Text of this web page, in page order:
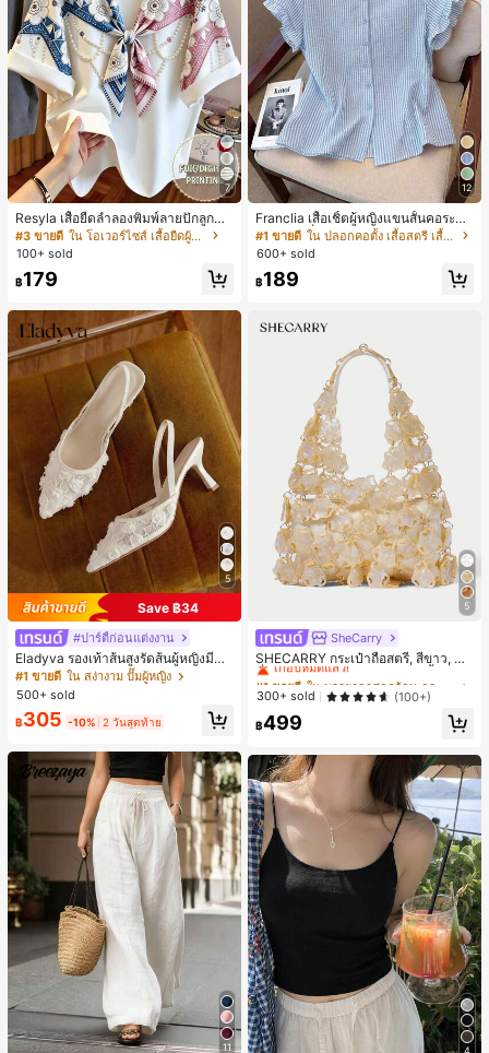
7
Resyla เสื้อยืดลำลองพิมพ์ลายปักลูกปัด
รูปโบว์ขนาดใหญ่สำหรับผู้หญิง
#3 ขายดี
ใน โอเวอร์ไซส์ เสื้อยืดผู้หญิง
100+ sold
฿179
5
Save ฿34
#ปาร์ตี้ก่อนแต่งงาน
Eladyva รองเท้าส้นสูงรัดส้นผู้หญิงมีดอ
กไม้ประดับตาข่ายเสริมและสามารถสว
มได้สองแบบ ส้นสูง 7 ซม. รูปแบบโรมัน
หรูหรา ส้นเข็ม ลุคเทพนิยาย
#1 ขายดี ใน สง่างาม ปั๊มผู้หญิง
500+ sold
฿305 -10% 2 วันสุดท้าย
11
12
Franclia เสื้อเชิ้ตผู้หญิงแขนสั้นคอระบา
ยกระดุมเดี่ยวลายทาง
#1 ขายดี
ใน ปลอกคอตั้ง เสื้อสตรี เสื้อเบลาส์ & Tee
600+ sold
฿189
5
SheCarry
SHECARRY กระเป๋าถือสตรี, สีขาว, แฟ
ชั่น, สง่างาม, วันหยุด, งานปาร์ตี้
#1 ขายดี
เกือบหมดแล้ว!
#1 ขายดี
เกือบหมดแล้ว!
#1 ขายดี
เกือบหมดแล้ว!
#1 ขายดี
ใน บรรยากาศฤดูร้อน กระเป๋าหูหิ้วด้านบนผู้หญิง
เกือบหมดแล้ว!
300+ sold (100+)
฿499
4